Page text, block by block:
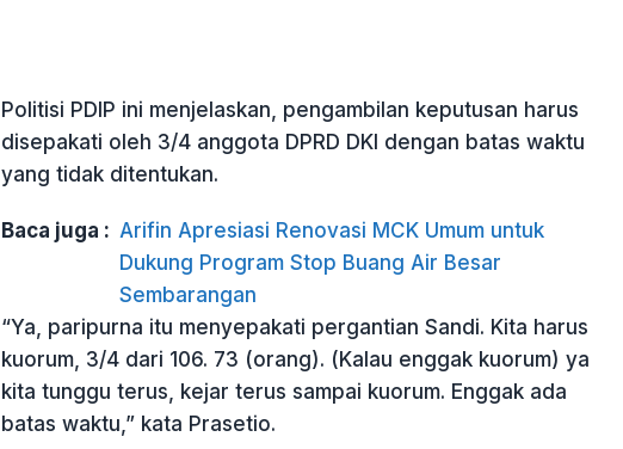
Politisi PDIP ini menjelaskan, pengambilan keputusan harus
disepakati oleh 3/4 anggota DPRD DKI dengan batas waktu
yang tidak ditentukan.
Baca juga : Arifin Apresiasi Renovasi MCK Umum untuk
Dukung Program Stop Buang Air Besar
Sembarangan
“Ya, paripurna itu menyepakati pergantian Sandi. Kita harus
kuorum, 3/4 dari 106. 73 (orang). (Kalau enggak kuorum) ya
kita tunggu terus, kejar terus sampai kuorum. Enggak ada
batas waktu,” kata Prasetio.